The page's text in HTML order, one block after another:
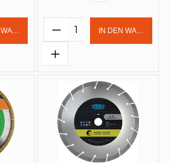
Gib den
Produkt Anzahl:
IN DEN